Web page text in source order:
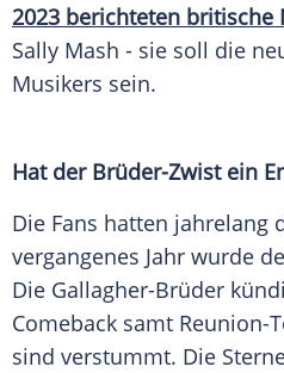
2023 berichteten britische
Sally Mash - sie soll die
Musikers sein.
Hat der Brüder-Zwist ein
Die Fans hatten jahrelang
vergangenes Jahr wurde
Die Gallagher-Brüder
Comeback samt Reunion-
sind verstummt. Die